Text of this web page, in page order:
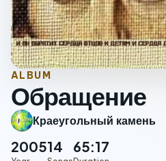
ALBUM
Обращение
Краеугольный камень
200514 65:17